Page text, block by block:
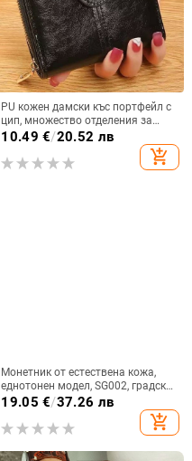
PU кожен дамски къс портфейл с
цип, множество отделения за
карти, ултралек и водоустойчив
10.49 €/20.52 лв
add_shopping_cart
Монетник от естествена кожа,
еднотонен модел, SG002, градска
простота, есен 2024
19.05 €/37.26 лв
add_shopping_cart